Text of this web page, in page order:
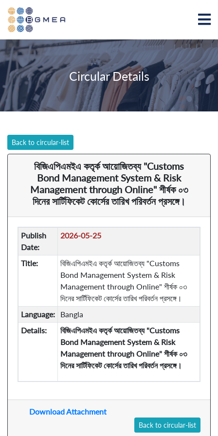
Circular Details
Back to circular-list
বিজিএপিএমইএ কতৃর্ক আয়োজিতব্য "Customs
Bond Management System & Risk
Management through Online" শীর্ষক ০৩
দিনের সার্টিফিকেট কোর্সের তারিখ পরিবর্তন প্রসঙ্গে।
Publish
Date:
2026-05-25
Title:
বিজিএপিএমইএ কতৃর্ক আয়োজিতব্য "Customs
Bond Management System & Risk
Management through Online" শীর্ষক ০৩
দিনের সার্টিফিকেট কোর্সের তারিখ পরিবর্তন প্রসঙ্গে।
Language:
Bangla
Details:
বিজিএপিএমইএ কতৃর্ক আয়োজিতব্য "Customs
Bond Management System & Risk
Management through Online" শীর্ষক ০৩
দিনের সার্টিফিকেট কোর্সের তারিখ পরিবর্তন প্রসঙ্গে।
Download Attachment
Back to circular-list